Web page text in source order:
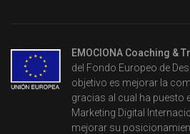
EMOCIONA Coaching &
del Fondo Europeo de
objetivo es mejorar la
gracias al cual ha puesto
Marketing Digital
mejorar su